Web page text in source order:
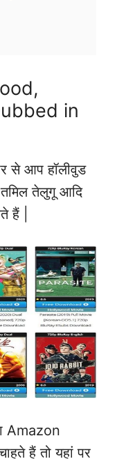
in
से आप हॉलीवुड
तमिल तेलुगू आदि
हैं |
Amazon
हैं तो यहां पर